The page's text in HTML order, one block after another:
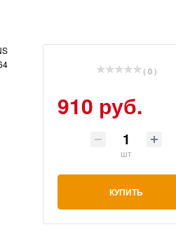
( 0 )
910 руб.
шт
КУПИТЬ